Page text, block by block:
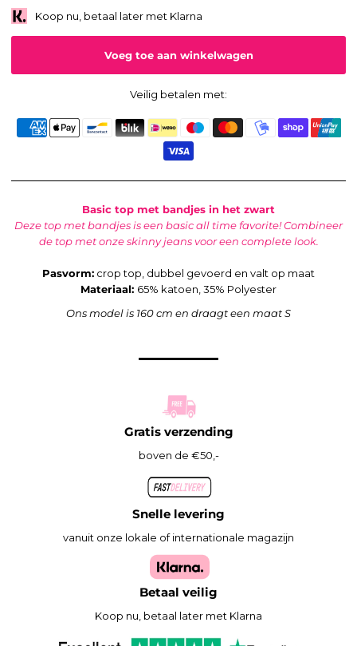
Koop nu, betaal later met Klarna
Veilig betalen met:
Basic top met bandjes in het zwart
Deze top met bandjes is een basic all time favorite! Combineer
de top met onze skinny jeans voor een complete look.
Pasvorm: crop top, dubbel gevoerd en valt op maat
Materiaal: 65% katoen, 35% Polyester
Ons model is 160 cm en draagt een maat S
Gratis verzending
boven de €50,-
Snelle levering
vanuit onze lokale of internationale magazijn
Betaal veilig
Koop nu, betaal later met Klarna